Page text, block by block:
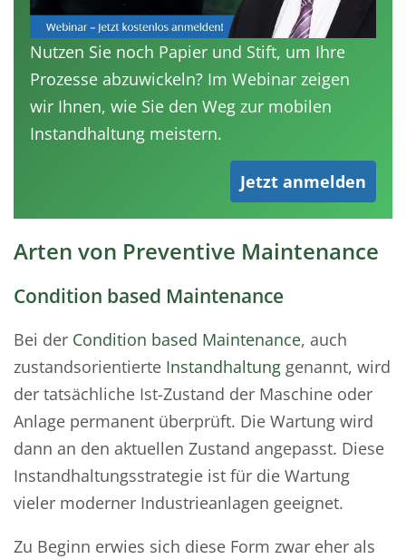
Nutzen Sie noch Papier und Stift, um Ihre
Prozesse abzuwickeln? Im Webinar zeigen
wir Ihnen, wie Sie den Weg zur mobilen
Instandhaltung meistern.
Jetzt anmelden
Arten von Preventive Maintenance
Condition based Maintenance
Bei der Condition based Maintenance, auch
zustandsorientierte Instandhaltung genannt, wird
der tatsächliche Ist-Zustand der Maschine oder
Anlage permanent überprüft. Die Wartung wird
dann an den aktuellen Zustand angepasst. Diese
Instandhaltungsstrategie ist für die Wartung
vieler moderner Industrieanlagen geeignet.
Zu Beginn erwies sich diese Form zwar eher als